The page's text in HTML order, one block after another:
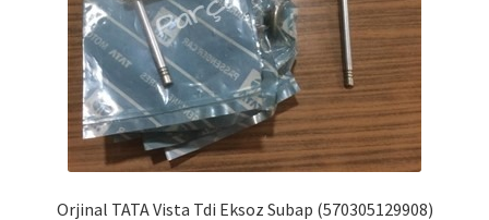
Orjinal TATA Vista Tdi Eksoz Subap (570305129908)